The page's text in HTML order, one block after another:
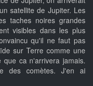
satellite de Jupiter. Les
taches noires grandes
visibles dans les plus
qu'il ne faut pas
sur Terre comme une
ca n'arrivera jamais.
des comètes. J'en ai